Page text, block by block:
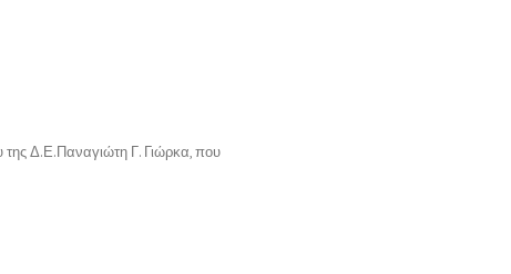
της Δ.Ε.Παναγιώτη Γ. Γιώρκα, που